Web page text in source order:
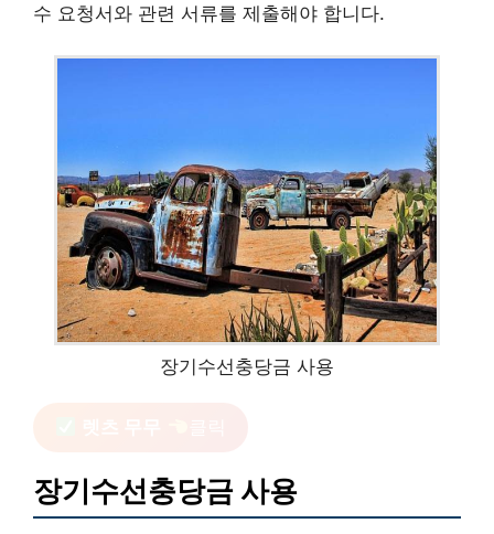
수 요청서와 관련 서류를 제출해야 합니다.
장기수선충당금 사용
장기수선충당금 사용